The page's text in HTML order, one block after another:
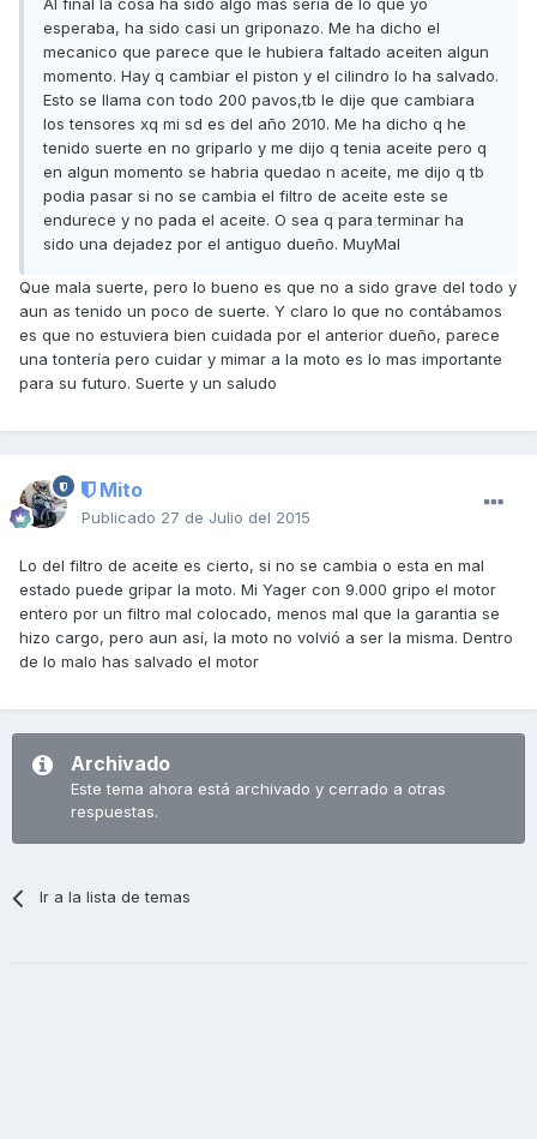
Al final la cosa ha sido algo mas seria de lo que yo
esperaba, ha sido casi un griponazo. Me ha dicho el
mecanico que parece que le hubiera faltado aceiten algun
momento. Hay q cambiar el piston y el cilindro lo ha salvado.
Esto se llama con todo 200 pavos,tb le dije que cambiara
los tensores xq mi sd es del año 2010. Me ha dicho q he
tenido suerte en no griparlo y me dijo q tenia aceite pero q
en algun momento se habria quedao n aceite, me dijo q tb
podia pasar si no se cambia el filtro de aceite este se
endurece y no pada el aceite. O sea q para terminar ha
sido una dejadez por el antiguo dueño. MuyMal
Que mala suerte, pero lo bueno es que no a sido grave del todo y
aun as tenido un poco de suerte. Y claro lo que no contábamos
es que no estuviera bien cuidada por el anterior dueño, parece
una tontería pero cuidar y mimar a la moto es lo mas importante
para su futuro. Suerte y un saludo
Mito
Publicado 27 de Julio del 2015
Lo del filtro de aceite es cierto, si no se cambia o esta en mal
estado puede gripar la moto. Mi Yager con 9.000 gripo el motor
entero por un filtro mal colocado, menos mal que la garantia se
hizo cargo, pero aun así, la moto no volvió a ser la misma. Dentro
de lo malo has salvado el motor
Archivado
Este tema ahora está archivado y cerrado a otras
respuestas.
Ir a la lista de temas